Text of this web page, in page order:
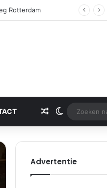
Gerelateerd artikel
Switch skin
Advertentie